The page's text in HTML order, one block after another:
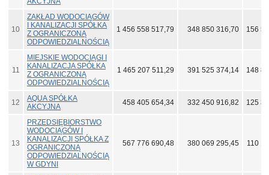
10
ZAKŁAD WODOCIĄGÓW
I KANALIZACJI SPÓŁKA
Z OGRANICZONĄ
ODPOWIEDZIALNOŚCIĄ
1 456 558 517,79 348 850 316,70 156
11
MIEJSKIE WODOCIĄGI I
KANALIZACJA SPÓŁKA
Z OGRANICZONĄ
ODPOWIEDZIALNOŚCIĄ
1 465 207 511,29 391 525 374,14 148
12
AQUA SPÓŁKA
AKCYJNA
458 405 654,34 332 450 916,82 125
13
PRZEDSIĘBIORSTWO
WODOCIĄGÓW I
KANALIZACJI SPÓŁKA Z
OGRANICZONĄ
ODPOWIEDZIALNOŚCIĄ
W GDYNI
567 776 690,48 380 069 295,45 110